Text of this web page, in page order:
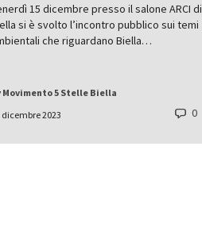
15 dicembre presso il salone ARCI di
si è svolto l’incontro pubblico sui temi
che riguardano Biella…
dicembre 2023
Movimento 5 Stelle Biella
0